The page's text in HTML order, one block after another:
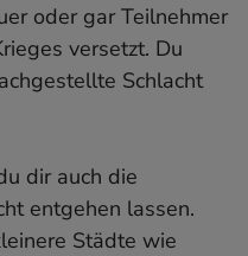
oder gar Teilnehmer
versetzt. Du
Schlacht
dir auch die
entgehen lassen.
Städte wie